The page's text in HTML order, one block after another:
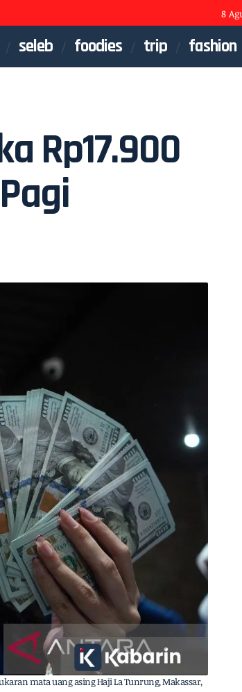
8
seleb foodies trip fashion
Rp17.900
mata uang asing Haji La Tunrung, Makassar,